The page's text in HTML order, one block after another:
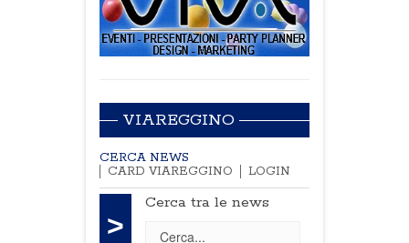
VIAREGGINO
CERCA NEWS
CARD VIAREGGINO
LOGIN
>
Cerca tra le news